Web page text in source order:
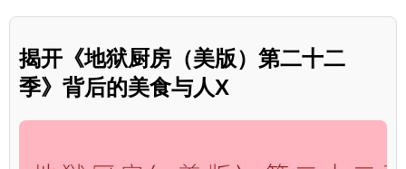
揭开《地狱厨房（美版）第二十二
季》背后的美食与人X